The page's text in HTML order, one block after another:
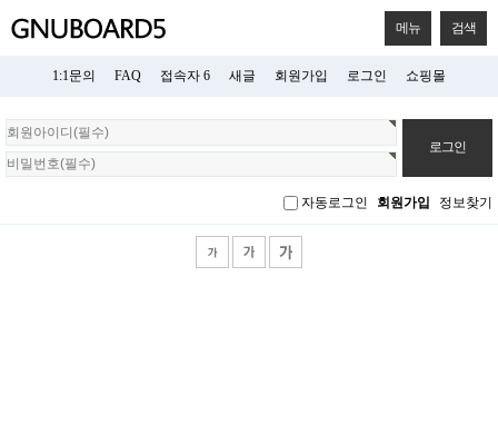
메뉴 검색
1:1문의 FAQ 접속자 6 새글 회원가입 로그인 쇼핑몰
회
원
로
자동로그인 회원가입 정보찾기